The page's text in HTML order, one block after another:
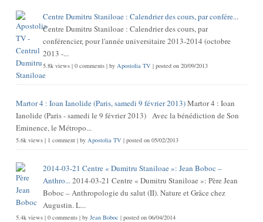
Centre Dumitru Staniloae : Calendrier des cours, par confére...
Centre Dumitru Staniloae : Calendrier des cours, par
conférencier, pour l'année universitaire 2013-2014 (octobre
2013 -...
5.8k views| 0 comments| by Apostolia TV | posted on 20/09/2013
Martor 4 : Ioan Ianolide (Paris, samedi 9 février 2013)Martor 4 : Ioan
Ianolide (Paris - samedi le 9 février 2013) Avec la bénédiction de Son
Eminence, le Métropo...
5.6k views| 1 comment| by Apostolia TV | posted on 05/02/2013
2014-03-21 Centre « Dumitru Staniloae »: Jean Boboc –
Anthro...2014-03-21 Centre « Dumitru Staniloae »: Père Jean
Boboc – Anthropologie du salut (II). Nature et Grâce chez
Augustin. L...
5.4k views| 0 comments| by Jean Boboc | posted on 06/04/2014